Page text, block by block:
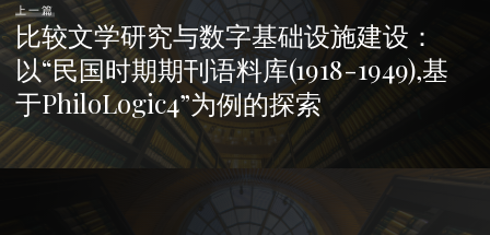
上一篇
比较文学研究与数字基础设施建设：
以“民国时期期刊语料库(1918-1949),基
于PhiloLogic4”为例的探索